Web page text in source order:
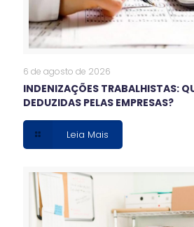
6 de agosto de 2026
INDENIZAÇÕES TRABALHISTAS:
DEDUZIDAS PELAS EMPRESAS?
Leia Mais